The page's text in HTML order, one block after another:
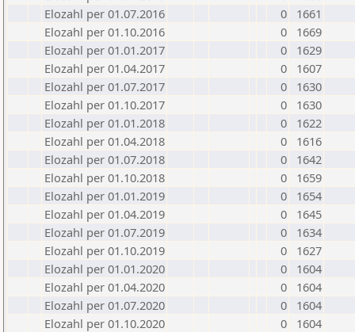
Elozahl per 01.07.2016
0
1661
Elozahl per 01.10.2016
0
1669
Elozahl per 01.01.2017
0
1629
Elozahl per 01.04.2017
0
1607
Elozahl per 01.07.2017
0
1630
Elozahl per 01.10.2017
0
1630
Elozahl per 01.01.2018
0
1622
Elozahl per 01.04.2018
0
1616
Elozahl per 01.07.2018
0
1642
Elozahl per 01.10.2018
0
1659
Elozahl per 01.01.2019
0
1654
Elozahl per 01.04.2019
0
1645
Elozahl per 01.07.2019
0
1634
Elozahl per 01.10.2019
0
1627
Elozahl per 01.01.2020
0
1604
Elozahl per 01.04.2020
0
1604
Elozahl per 01.07.2020
0
1604
Elozahl per 01.10.2020
0
1604